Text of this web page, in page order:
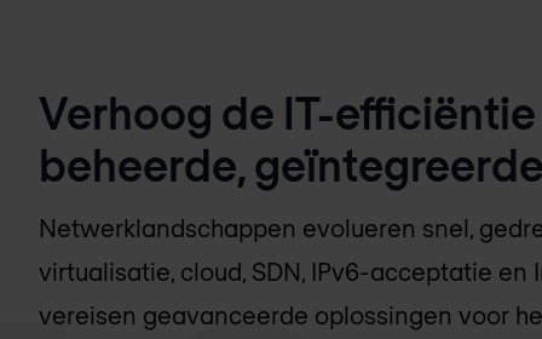
Verhoog de IT-
beheerde,
Netwerklandschappen evolueren snel,
virtualisatie, cloud, SDN, IPv6-acceptatie en
vereisen geavanceerde oplossingen voor